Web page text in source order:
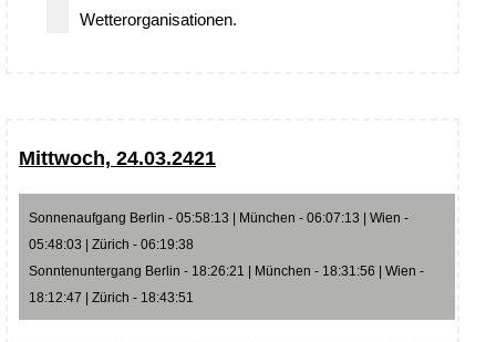
Wetterorganisationen.
Mittwoch, 24.03.2421
Sonnenaufgang Berlin - 05:58:13 | München - 06:07:13 | Wien -
05:48:03 | Zürich - 06:19:38
Sonntenuntergang Berlin - 18:26:21 | München - 18:31:56 | Wien -
18:12:47 | Zürich - 18:43:51